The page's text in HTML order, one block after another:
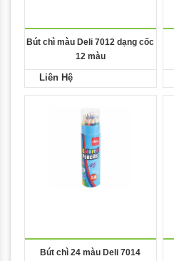
Bút chì màu Deli 7012 dạng cốc
12 màu
Liên Hệ
Bút chì 24 màu Deli 7014